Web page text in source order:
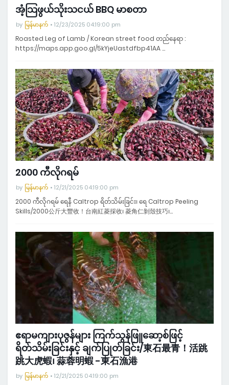
အံ့သြဖွယ်သိုးသငယ် BBQ မာစတာ
by မြန်မာနက် 12/23/2025 04:19:00 pm
Roasted Leg of Lamb / Korean street food တည်နေရာ :
https://maps.app.goo.gl/5kYjeUastdfbp41AA …
2000 ကီလိုဂရမ်
by မြန်မာနက် 12/21/2025 04:19:00 pm
2000 ကီလိုဂရမ် ရေနီ Caltrop ရိတ်သိမ်းခြင်း၊ ရေ Caltrop Peeling
Skills/2000公斤大豐收！台南紅菱採收၊ 菱角仁剝殼技巧၊…
ဧရာမကျားပုဇွန်များ ကြက်သွန်ဖြူဆော့စ်ဖြင့်
ရိတ်သိမ်းခြင်းနှင့် ချက်ပြုတ်ခြင်း/東石最青！活跳
跳大虎蝦၊ 蒜蓉明蝦 -東石漁港
by မြန်မာနက် 12/21/2025 04:19:00 pm